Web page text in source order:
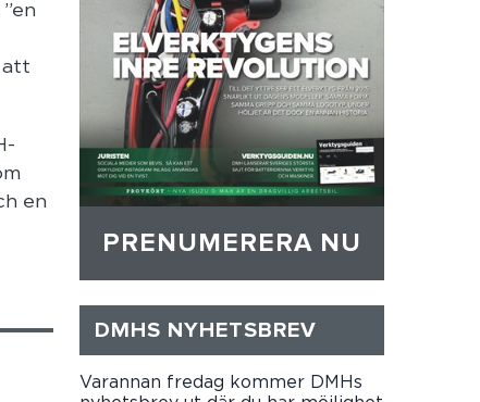
att
en
PRENUMERERA NU
DMHS NYHETSBREV
Varannan fredag kommer DMHs